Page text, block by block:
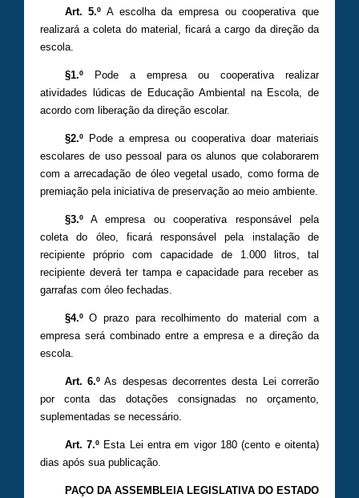
Art. 5.º A escolha da empresa ou cooperativa que
realizará a coleta do material, ficará a cargo da direção da
escola.
§1.ºPode a empresa ou cooperativa realizar
atividades lúdicas de Educação Ambiental na Escola, de
acordo com liberação da direção escolar.
§2.ºPode a empresa ou cooperativa doar materiais
escolares de uso pessoal para os alunos que colaborarem
com a arrecadação de óleo vegetal usado, como forma de
premiação pela iniciativa de preservação ao meio ambiente.
§3.ºA empresa ou cooperativa responsável pela
coleta do óleo, ficará responsável pela instalação de
recipiente próprio com capacidade de 1.000 litros, tal
recipiente deverá ter tampa e capacidade para receber as
garrafas com óleo fechadas.
§4.ºO prazo para recolhimento do material com a
empresa será combinado entre a empresa e a direção da
escola.
Art. 6.º As despesas decorrentes desta Lei correrão
por conta das dotações consignadas no orçamento,
suplementadas se necessário.
Art. 7.º Esta Lei entra em vigor 180 (cento e oitenta)
dias após sua publicação.
PAÇO DA ASSEMBLEIA LEGISLATIVA DO ESTADO